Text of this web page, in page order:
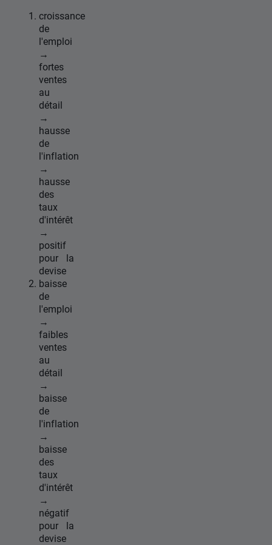
croissance
de
l'emploi
→
fortes
ventes
au
détail
→
hausse
de
l'inflation
→
hausse
des
taux
d'intérêt
→
positif
pour la
devise
baisse
de
l'emploi
→
faibles
ventes
au
détail
→
baisse
de
l'inflation
→
baisse
des
taux
d'intérêt
→
négatif
pour la
devise